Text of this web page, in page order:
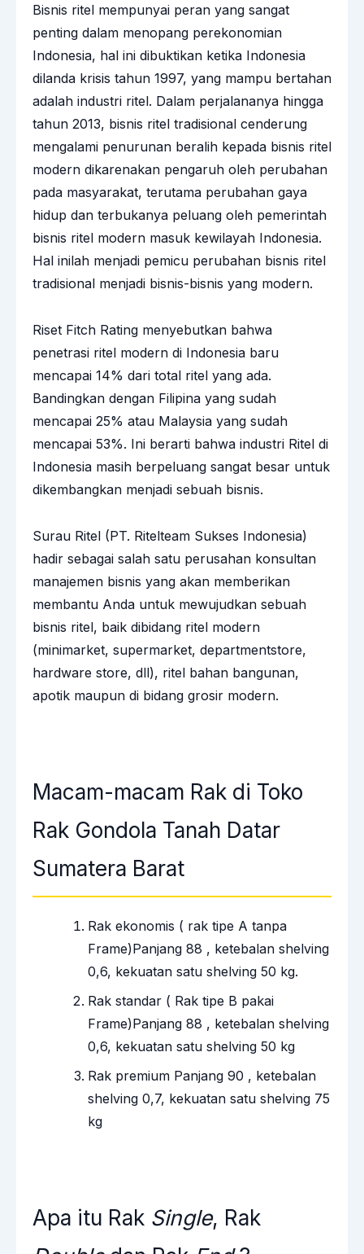
Bisnis ritel mempunyai peran yang sangat
penting dalam menopang perekonomian
Indonesia, hal ini dibuktikan ketika Indonesia
dilanda krisis tahun 1997, yang mampu bertahan
adalah industri ritel. Dalam perjalananya hingga
tahun 2013, bisnis ritel tradisional cenderung
mengalami penurunan beralih kepada bisnis ritel
modern dikarenakan pengaruh oleh perubahan
pada masyarakat, terutama perubahan gaya
hidup dan terbukanya peluang oleh pemerintah
bisnis ritel modern masuk kewilayah Indonesia.
Hal inilah menjadi pemicu perubahan bisnis ritel
tradisional menjadi bisnis-bisnis yang modern.
Riset Fitch Rating menyebutkan bahwa
penetrasi ritel modern di Indonesia baru
mencapai 14% dari total ritel yang ada.
Bandingkan dengan Filipina yang sudah
mencapai 25% atau Malaysia yang sudah
mencapai 53%. Ini berarti bahwa industri Ritel di
Indonesia masih berpeluang sangat besar untuk
dikembangkan menjadi sebuah bisnis.
Surau Ritel (PT. Ritelteam Sukses Indonesia)
hadir sebagai salah satu perusahan konsultan
manajemen bisnis yang akan memberikan
membantu Anda untuk mewujudkan sebuah
bisnis ritel, baik dibidang ritel modern
(minimarket, supermarket, departmentstore,
hardware store, dll), ritel bahan bangunan,
apotik maupun di bidang grosir modern.
Macam-macam Rak di Toko
Rak Gondola Tanah Datar
Sumatera Barat
Rak ekonomis ( rak tipe A tanpa
Frame)Panjang 88 , ketebalan shelving
0,6, kekuatan satu shelving 50 kg.
Rak standar ( Rak tipe B pakai
Frame)Panjang 88 , ketebalan shelving
0,6, kekuatan satu shelving 50 kg
Rak premium Panjang 90 , ketebalan
shelving 0,7, kekuatan satu shelving 75
kg
Apa itu Rak Single, Rak